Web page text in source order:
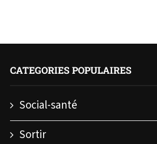
CATEGORIES POPULAIRES
Social-santé
Sortir